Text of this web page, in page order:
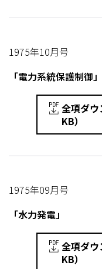
1975年10月号
「電力系統保護制御」
全項ダウ
KB）
1975年09月号
「水力発電」
全項ダウ
KB）